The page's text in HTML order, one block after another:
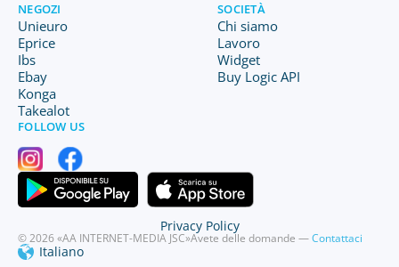
NEGOZI
Unieuro
Eprice
Ibs
Ebay
Konga
Takealot
SOCIETÀ
Chi siamo
Lavoro
Widget
Buy Logic API
FOLLOW US
© 2026 «AA INTERNET-MEDIA JSC»Avete delle domande —Contattaci
Italiano
Privacy Policy